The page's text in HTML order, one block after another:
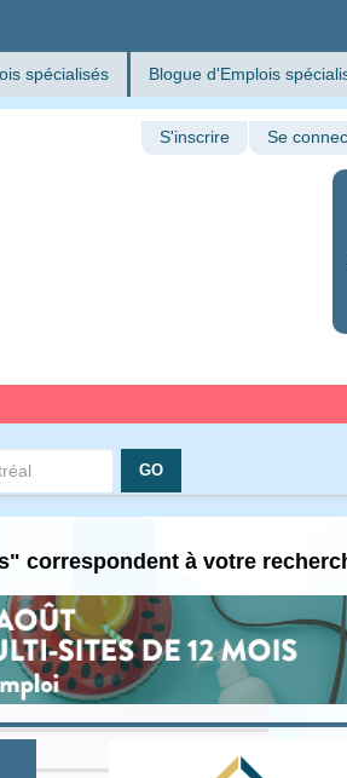
spécialisés Blogue d'Emplois
S'inscrire Se
correspondent à votre